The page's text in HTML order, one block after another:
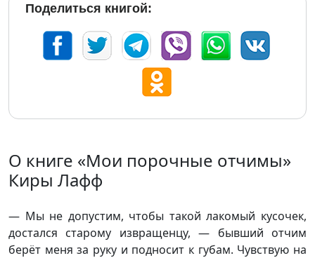
Поделиться книгой:
О книге «Мои порочные отчимы»
Киры Лафф
— Мы не допустим, чтобы такой лакомый кусочек,
достался старому извращенцу, — бывший отчим
берёт меня за руку и подносит к губам. Чувствую на